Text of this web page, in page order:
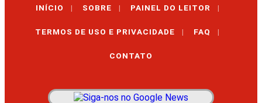
INÍCIO | SOBRE | PAINEL DO LEITOR |
TERMOS DE USO E PRIVACIDADE | FAQ |
CONTATO